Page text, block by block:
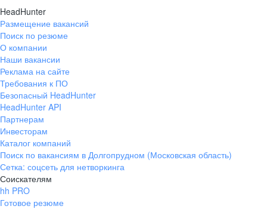
HeadHunter
Размещение вакансий
Поиск по резюме
О компании
Наши вакансии
Реклама на сайте
Требования к ПО
Безопасный HeadHunter
HeadHunter API
Партнерам
Инвесторам
Каталог компаний
Поиск по вакансиям в Долгопрудном (Московская область)
Сетка: соцсеть для нетворкинга
Соискателям
hh PRO
Готовое резюме